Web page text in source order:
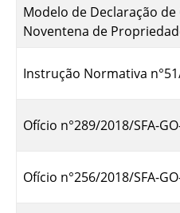
Modelo de Declaração de
Noventena de
Instrução Normativa
Ofício n°289/2018/SFA-
Ofício n°256/2018/SFA-